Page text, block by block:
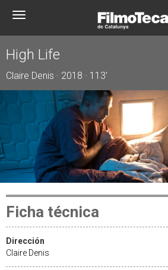
Toggle
High Life
Claire Denis · 2018 · 113'
Ficha técnica
Dirección
Claire Denis